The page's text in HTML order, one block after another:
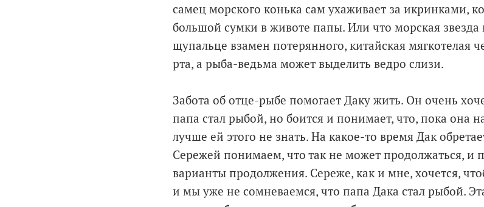
самец морского конька сам ухаживает за икринками,
большой сумки в животе папы. Или что морская звезда
щупальце взамен потерянного, китайская мягкотелая
рта, а рыба-ведьма может выделить ведро слизи.
Забота об отце-рыбе помогает Даку жить. Он очень
папа стал рыбой, но боится и понимает, что, пока она
лучше ей этого не знать. На какое-то время Дак
Сережей понимаем, что так не может продолжаться, и
варианты продолжения. Сереже, как и мне, хочется,
и мы уже не сомневаемся, что папа Дака стал рыбой.